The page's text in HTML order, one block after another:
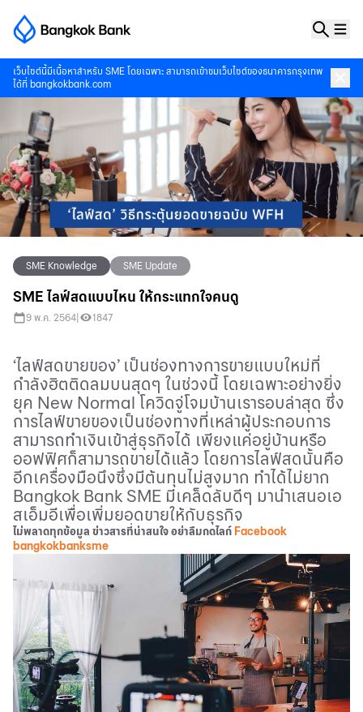
เว็บไซต์นี้มีเนื้อหาสำหรับ SME โดยเฉพาะ สามารถเข้าชมเว็บไซต์ของธนาคารกรุงเทพ
ได้ที่ bangkokbank.com
SME Knowledge SME Update
SME ไลฟ์สดแบบไหน ให้กระแทกใจคนดู
9 พ.ค. 2564 1847
‘ไลฟ์สดขายของ’เป็นช่องทางการขายแบบใหม่ที่
กำลังฮิตติดลมบนสุดๆ ในช่วงนี้ โดยเฉพาะอย่างยิ่ง
ยุค New Normal โควิดจู่โจมบ้านเรารอบล่าสุด ซึ่ง
การไลฟ์ขายของเป็นช่องทางที่เหล่าผู้ประกอบการ
สามารถทำเงินเข้าสู่ธุรกิจได้ เพียงแค่อยู่บ้านหรือ
ออฟฟิศก็สามารถขายได้แล้ว โดยการไลฟ์สดนั้นคือ
อีกเครื่องมือนึงซึ่งมีต้นทุนไม่สูงมาก ทำได้ไม่ยาก
Bangkok Bank SME มีเคล็ดลับดีๆ มานำเสนอเอ
สเอ็มอีเพื่อเพิ่มยอดขายให้กับธุรกิจ
ไม่พลาดทุกข้อมูล ข่าวสารที่น่าสนใจ อย่าลืมกดไลก์ Facebook
bangkokbanksme